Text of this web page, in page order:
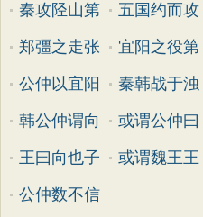
秦攻陉山第 五国约而攻
郑彊之走张 宜阳之役第
公仲以宜阳 秦韩战于浊
韩公仲谓向 或谓公仲曰
王曰向也子 或谓魏王王
公仲数不信